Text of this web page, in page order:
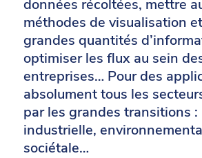
données récoltées, mettre
méthodes de visualisation
grandes quantités
optimiser les flux au sein
entreprises… Pour des
absolument tous les
par les grandes transitions :
industrielle,
sociétale…